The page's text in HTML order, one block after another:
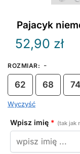
Pajacyk
52,90 zł
ROZMIAR: -
62 68 74
Wyczyść
Wpisz imię * (tak jak